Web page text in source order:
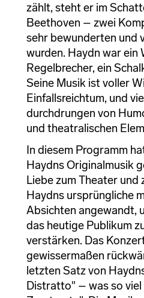
zählt, steht er im
Beethoven – zwei
sehr bewunderten und
wurden. Haydn war ein
Regelbrecher, ein
Seine Musik ist voller
Einfallsreichtum, und
durchdrungen von
und theatralischen
In diesem Programm
Haydns Originalmusik
Liebe zum Theater und
Haydns ursprüngliche
Absichten angewandt,
das heutige Publikum
verstärken. Das
gewissermaßen
letzten Satz von
Distratto" – was so